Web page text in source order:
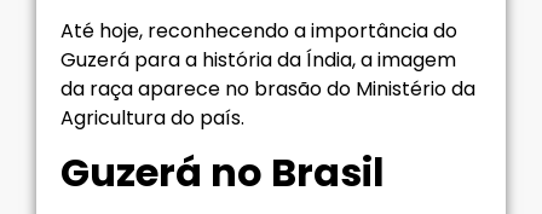
Até hoje, reconhecendo a importância do
Guzerá para a história da Índia, a imagem
da raça aparece no brasão do Ministério da
Agricultura do país.
Guzerá no Brasil